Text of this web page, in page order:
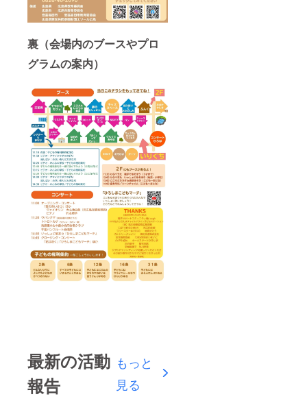
裏（会場内のブースやプロ
グラムの案内）
最新の活動
報告
もっと
見る